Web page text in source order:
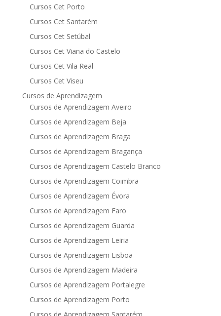
Cursos Cet Porto
Cursos Cet Santarém
Cursos Cet Setúbal
Cursos Cet Viana do Castelo
Cursos Cet Vila Real
Cursos Cet Viseu
Cursos de Aprendizagem
Cursos de Aprendizagem Aveiro
Cursos de Aprendizagem Beja
Cursos de Aprendizagem Braga
Cursos de Aprendizagem Bragança
Cursos de Aprendizagem Castelo Branco
Cursos de Aprendizagem Coimbra
Cursos de Aprendizagem Évora
Cursos de Aprendizagem Faro
Cursos de Aprendizagem Guarda
Cursos de Aprendizagem Leiria
Cursos de Aprendizagem Lisboa
Cursos de Aprendizagem Madeira
Cursos de Aprendizagem Portalegre
Cursos de Aprendizagem Porto